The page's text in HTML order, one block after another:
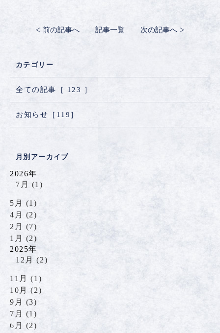
前の記事へ 記事一覧 次の記事へ
カテゴリー
全ての記事［ 123 ］
お知らせ［ 119 ］
月別アーカイブ
2026年
7月 (1)
5月 (1)
4月 (2)
2月 (7)
1月 (2)
2025年
12月 (2)
11月 (1)
10月 (2)
9月 (3)
7月 (1)
6月 (2)